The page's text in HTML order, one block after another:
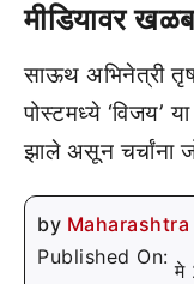
मीडियावर
साऊथ अभिनेत्री
पोस्टमध्ये ‘विजय’
झाले असून चर्चांना
by Maharashtra
Published On:
मे